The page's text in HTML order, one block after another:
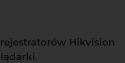
Hikvision